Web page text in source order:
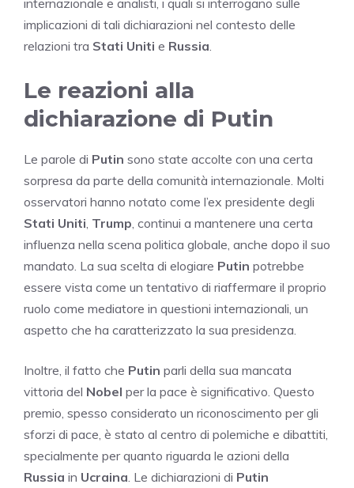
internazionale e analisti, i quali si interrogano sulle
implicazioni di tali dichiarazioni nel contesto delle
relazioni tra Stati Uniti e Russia.
Le reazioni alla
dichiarazione di Putin
Le parole di Putin sono state accolte con una certa
sorpresa da parte della comunità internazionale. Molti
osservatori hanno notato come l’ex presidente degli
Stati Uniti, Trump, continui a mantenere una certa
influenza nella scena politica globale, anche dopo il suo
mandato. La sua scelta di elogiare Putin potrebbe
essere vista come un tentativo di riaffermare il proprio
ruolo come mediatore in questioni internazionali, un
aspetto che ha caratterizzato la sua presidenza.
Inoltre, il fatto che Putin parli della sua mancata
vittoria del Nobel per la pace è significativo. Questo
premio, spesso considerato un riconoscimento per gli
sforzi di pace, è stato al centro di polemiche e dibattiti,
specialmente per quanto riguarda le azioni della
Russia in Ucraina. Le dichiarazioni di Putin